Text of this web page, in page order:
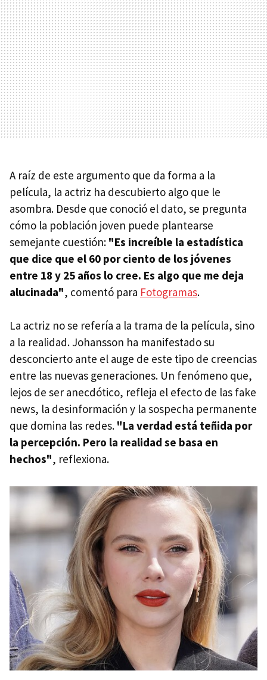
A raíz de este argumento que da forma a la
película, la actriz ha descubierto algo que le
asombra. Desde que conoció el dato, se pregunta
cómo la población joven puede plantearse
semejante cuestión: "Es increíble la estadística
que dice que el 60 por ciento de los jóvenes
entre 18 y 25 años lo cree. Es algo que me deja
alucinada", comentó para Fotogramas.
La actriz no se refería a la trama de la película, sino
a la realidad. Johansson ha manifestado su
desconcierto ante el auge de este tipo de creencias
entre las nuevas generaciones. Un fenómeno que,
lejos de ser anecdótico, refleja el efecto de las fake
news, la desinformación y la sospecha permanente
que domina las redes. "La verdad está teñida por
la percepción. Pero la realidad se basa en
hechos", reflexiona.